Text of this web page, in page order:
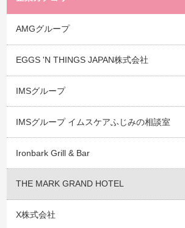
AMGグループ
EGGS 'N THINGS JAPAN株式会社
IMSグループ
IMSグループ イムスケアふじみの相談室
Ironbark Grill & Bar
THE MARK GRAND HOTEL
X株式会社